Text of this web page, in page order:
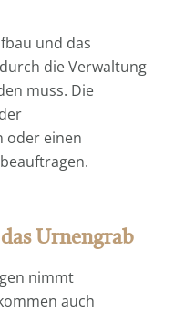
und das
die Verwaltung
muss. Die
oder einen
Urnengrab
nimmt
auch